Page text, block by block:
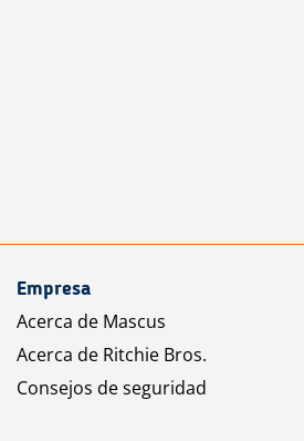
Empresa
Acerca de Mascus
Acerca de Ritchie Bros.
Consejos de seguridad